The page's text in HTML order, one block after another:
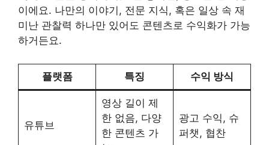
이에요. 나만의 이야기, 전문 지식, 혹은 일상 속 재
미난 관찰력 하나만 있어도 콘텐츠로 수익화가 가능
하거든요.
플랫폼 특징 수익 방식
유튜브
영상 길이 제
한 없음, 다양
한 콘텐츠 가
광고 수익, 슈
퍼챗, 협찬